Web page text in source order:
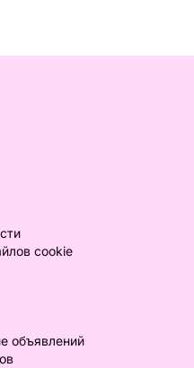
cookie
объявлений